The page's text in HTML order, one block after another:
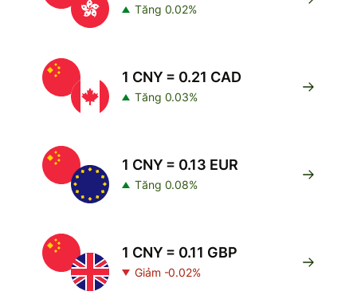
Tăng 0.02%
1 CNY = 0.21 CAD
Tăng 0.03%
1 CNY = 0.13 EUR
Tăng 0.08%
1 CNY = 0.11 GBP
Giảm -0.02%